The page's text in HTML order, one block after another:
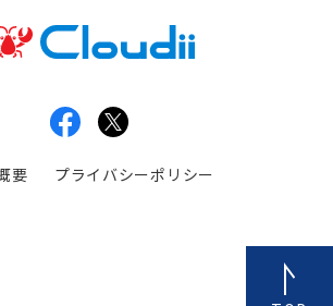
要 プライバシーポリシー